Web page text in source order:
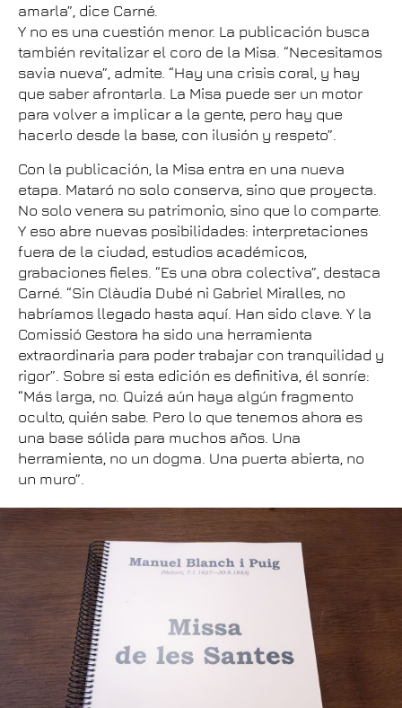
amarla”, dice Carné.
Y no es una cuestión menor. La publicación busca
también revitalizar el coro de la Misa. “Necesitamos
savia nueva”, admite. “Hay una crisis coral, y hay
que saber afrontarla. La Misa puede ser un motor
para volver a implicar a la gente, pero hay que
hacerlo desde la base, con ilusión y respeto”.
Con la publicación, la Misa entra en una nueva
etapa. Mataró no solo conserva, sino que proyecta.
No solo venera su patrimonio, sino que lo comparte.
Y eso abre nuevas posibilidades: interpretaciones
fuera de la ciudad, estudios académicos,
grabaciones fieles. “Es una obra colectiva”, destaca
Carné. “Sin Clàudia Dubé ni Gabriel Miralles, no
habríamos llegado hasta aquí. Han sido clave. Y la
Comissió Gestora ha sido una herramienta
extraordinaria para poder trabajar con tranquilidad y
rigor”. Sobre si esta edición es definitiva, él sonríe:
“Más larga, no. Quizá aún haya algún fragmento
oculto, quién sabe. Pero lo que tenemos ahora es
una base sólida para muchos años. Una
herramienta, no un dogma. Una puerta abierta, no
un muro”.